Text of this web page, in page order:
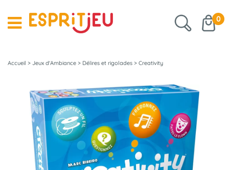
0
Accueil > Jeux d'Ambiance > Délires et rigolades > Creativity